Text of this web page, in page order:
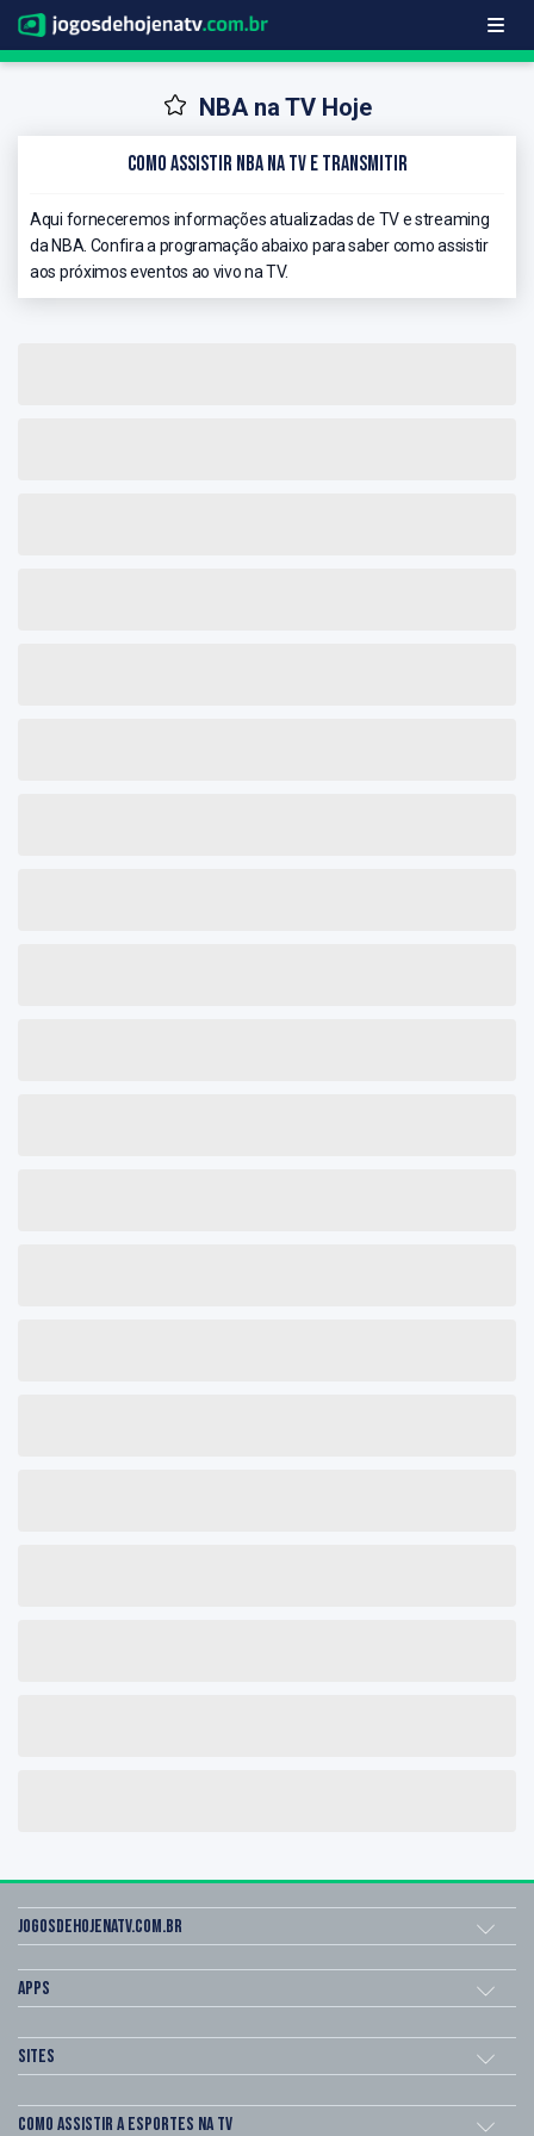
NBA na TV Hoje
Como Assistir NBA na TV e Transmitir
Aqui forneceremos informações atualizadas de TV e streaming
da NBA. Confira a programação abaixo para saber como assistir
aos próximos eventos ao vivo na TV.
Jogosdehojenatv.com.br
Apps
Sites
Como assistir a esportes na TV